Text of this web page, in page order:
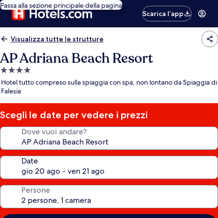
Passa alla sezione principale della pagina
Scarica l’app
Visualizza tutte le strutture
AP Adriana Beach Resort
Struttura
a
4.0
stelle
Hotel tutto compreso sulla spiaggia con spa, non lontano da Spiaggia di
Falesia
Scegli le date per vedere i prezzi
Dove vuoi andare?
Date
Persone